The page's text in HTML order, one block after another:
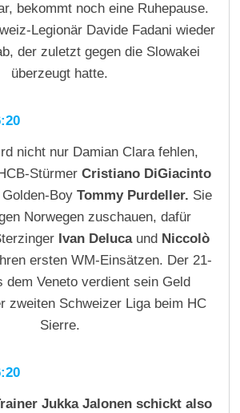
bekommt noch eine Ruhepause.
Legionär Davide Fadani wieder
der zuletzt gegen die Slowakei
überzeugt hatte.
nicht nur Damian Clara fehlen,
Stürmer Cristiano DiGiacinto
Boy Tommy Purdeller. Sie
Norwegen zuschauen, dafür
Ivan Delucaund Niccolò
ersten WM-Einsätzen. Der 21-
dem Veneto verdient sein Geld
zweiten Schweizer Liga beim HC
Sierre.
Jukka Jalonen schickt also